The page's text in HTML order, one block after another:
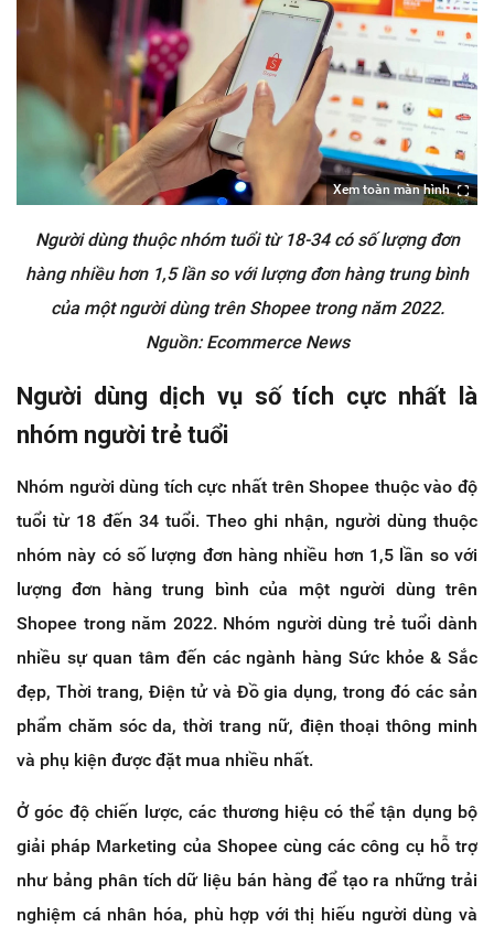
Xem toàn màn hình
Người dùng thuộc nhóm tuổi từ 18-34 có số lượng đơn
hàng nhiều hơn 1,5 lần so với lượng đơn hàng trung bình
của một người dùng trên Shopee trong năm 2022.
Nguồn: Ecommerce News
Người dùng dịch vụ số tích cực nhất là
nhóm người trẻ tuổi
Nhóm người dùng tích cực nhất trên Shopee thuộc vào độ
tuổi từ 18 đến 34 tuổi. Theo ghi nhận, người dùng thuộc
nhóm này có số lượng đơn hàng nhiều hơn 1,5 lần so với
lượng đơn hàng trung bình của một người dùng trên
Shopee trong năm 2022. Nhóm người dùng trẻ tuổi dành
nhiều sự quan tâm đến các ngành hàng Sức khỏe & Sắc
đẹp, Thời trang, Điện tử và Đồ gia dụng, trong đó các sản
phẩm chăm sóc da, thời trang nữ, điện thoại thông minh
và phụ kiện được đặt mua nhiều nhất.
Ở góc độ chiến lược, các thương hiệu có thể tận dụng bộ
giải pháp Marketing của Shopee cùng các công cụ hỗ trợ
như bảng phân tích dữ liệu bán hàng để tạo ra những trải
nghiệm cá nhân hóa, phù hợp với thị hiếu người dùng và